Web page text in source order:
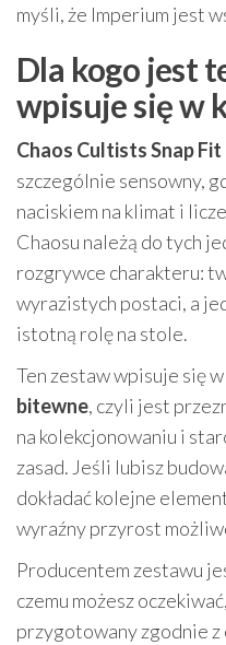
myśli, że Imperium jest
Dla kogo jest
wpisuje się w
Chaos Cultists Snap
szczególnie sensowny,
naciskiem na klimat i
Chaosu należą do tych
rozgrywce charakteru:
wyrazistych postaci, a
istotną rolę na stole.
Ten zestaw wpisuje się
bitewne, czyli jest
na kolekcjonowaniu i
zasad. Jeśli lubisz
dokładać kolejne
wyraźny przyrost
Producentem zestawu
czemu możesz
przygotowany zgodnie